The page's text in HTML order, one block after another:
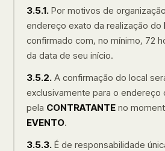
3.5.1. Por motivos de
endereço exato da realização do
confirmado com, no mínimo, 72
da data de seu início.
3.5.2. A confirmação do local
exclusivamente para o
pela CONTRATANTE no
EVENTO.
3.5.3. É de responsabilidade